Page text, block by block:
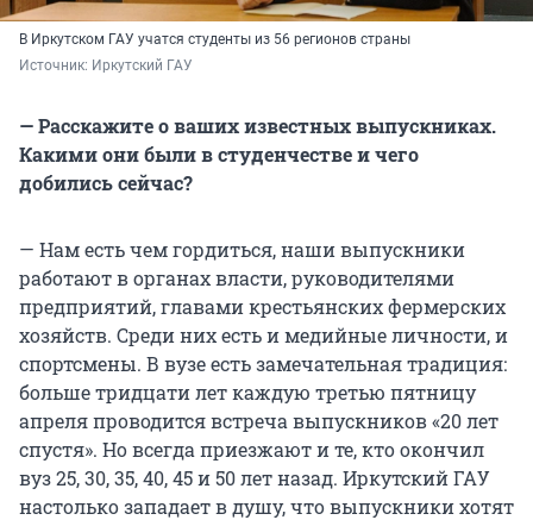
В Иркутском ГАУ учатся студенты из 56 регионов страны
Источник: Иркутский ГАУ
— Расскажите о ваших известных выпускниках.
Какими они были в студенчестве и чего
добились сейчас?
— Нам есть чем гордиться, наши выпускники
работают в органах власти, руководителями
предприятий, главами крестьянских фермерских
хозяйств. Среди них есть и медийные личности, и
спортсмены. В вузе есть замечательная традиция:
больше тридцати лет каждую третью пятницу
апреля проводится встреча выпускников «20 лет
спустя». Но всегда приезжают и те, кто окончил
вуз 25, 30, 35, 40, 45 и 50 лет назад. Иркутский ГАУ
настолько западает в душу, что выпускники хотят